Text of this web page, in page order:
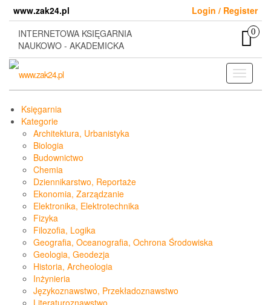
content
www.zak24.pl
Login / Register
INTERNETOWA KSIĘGARNIA
NAUKOWO - AKADEMICKA
0
Toggle
Księgarnia
Kategorie
Architektura, Urbanistyka
Biologia
Budownictwo
Chemia
Dziennikarstwo, Reportaże
Ekonomia, Zarządzanie
Elektronika, Elektrotechnika
Fizyka
Filozofia, Logika
Geografia, Oceanografia, Ochrona Środowiska
Geologia, Geodezja
Historia, Archeologia
Inżynieria
Językoznawstwo, Przekładoznawstwo